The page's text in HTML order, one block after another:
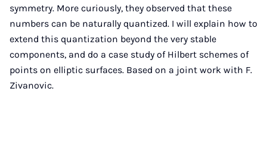
symmetry. More curiously, they observed that these
numbers can be naturally quantized. I will explain how to
extend this quantization beyond the very stable
components, and do a case study of Hilbert schemes of
points on elliptic surfaces. Based on a joint work with F.
Zivanovic.